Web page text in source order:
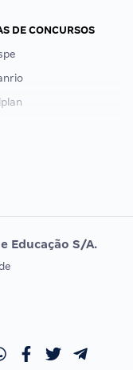
DE CONCURSOS
DE ORDEM
OAB
Educação S/A.